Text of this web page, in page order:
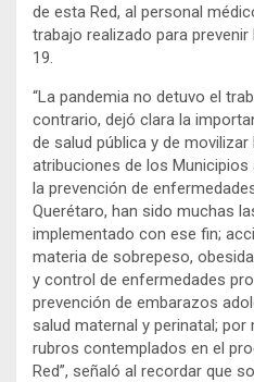
de esta Red, al personal
trabajo realizado para
19.
“La pandemia no detuvo el
contrario, dejó clara la
de salud pública y de
atribuciones de los
la prevención de
Querétaro, han sido muchas
implementado con ese fin;
materia de sobrepeso,
y control de enfermedades
prevención de embarazos
salud maternal y perinatal;
rubros contemplados en el
Red”, señaló al recordar que